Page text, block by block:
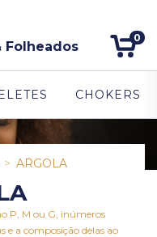
Folheados
0
CHOKERS
> ARGOLA
P, M ou G, inúmeros
e a composição delas ao